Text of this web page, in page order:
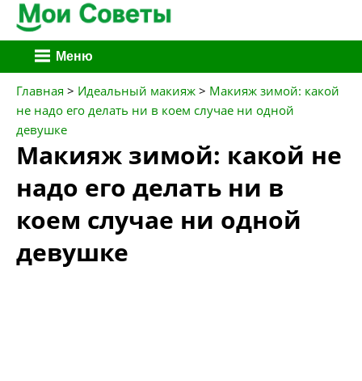
Перейти
к
содержимому
Меню
Главная > Идеальный макияж > Макияж зимой: какой
не надо его делать ни в коем случае ни одной
девушке
Макияж зимой: какой не
надо его делать ни в
коем случае ни одной
девушке